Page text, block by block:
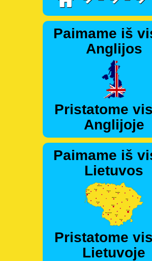
Paimame iš
Anglijos
Pristatome
Anglijoje
Paimame iš
Lietuvos
Pristatome
Lietuvoje